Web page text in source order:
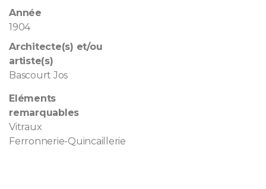
Année
1904
Architecte(s) et/ou
artiste(s)
Bascourt Jos
Eléments
remarquables
Vitraux
Ferronnerie-Quincaillerie